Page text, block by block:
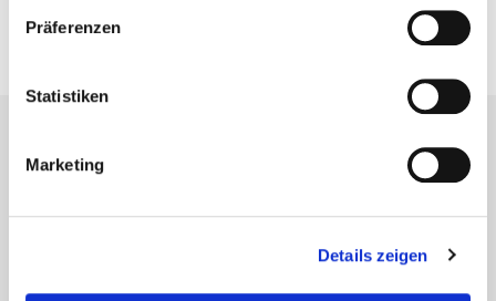
Präferenzen
Statistiken
Marketing
Details zeigen
Produkte
Ingenieurholzbau